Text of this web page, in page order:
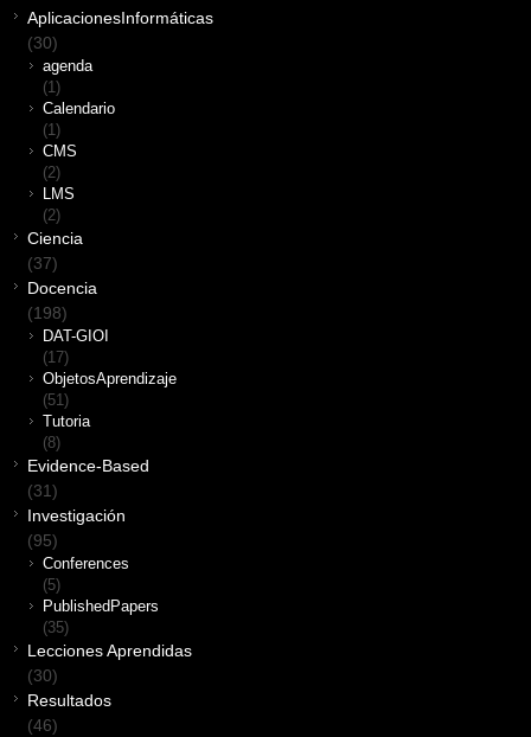
AplicacionesInformáticas
(30)
agenda
(1)
Calendario
(1)
CMS
(2)
LMS
(2)
Ciencia
(37)
Docencia
(198)
DAT-GIOI
(17)
ObjetosAprendizaje
(51)
Tutoria
(8)
Evidence-Based
(31)
Investigación
(95)
Conferences
(5)
PublishedPapers
(35)
Lecciones Aprendidas
(30)
Resultados
(46)